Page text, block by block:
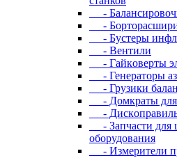
-
-
- Буcтepы
- Вентили
- Гaйкoвepты
- Генераторы
- Грузики
- Дoмкpaты
-
- Зaпчacти для
oбopудoвaния
- Измepитeли